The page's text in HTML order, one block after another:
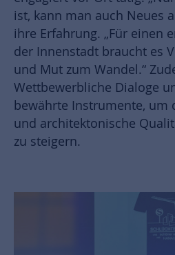
ist, kann man auch Neues
ihre Erfahrung. „Für einen
der Innenstadt braucht es
und Mut zum Wandel.“
Wettbewerbliche Dialoge
bewährte Instrumente, um
und architektonische
zu steigern.